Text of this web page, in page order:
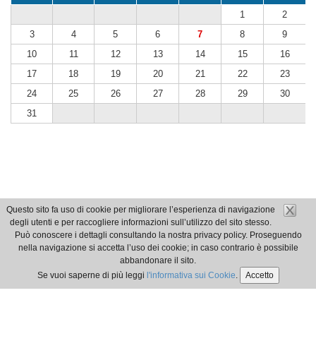
Questo sito fa uso di cookie per migliorare l’esperienza di navigazione
degli utenti e per raccogliere informazioni sull’utilizzo del sito stesso.
Può conoscere i dettagli consultando la nostra privacy policy. Proseguendo
nella navigazione si accetta l’uso dei cookie; in caso contrario è possibile
abbandonare il sito.
Se vuoi saperne di più leggi l'informativa sui Cookie. Accetto
1
2
3
4 5 6 7 8
9
10
11 12 13 14 15
16
17
18 19 20 21 22
23
24
25 26 27 28 29
30
31